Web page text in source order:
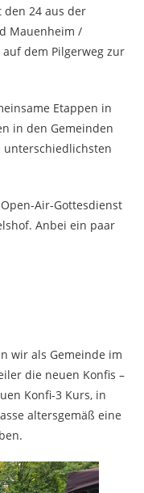
den 24 aus der
Mauenheim /
dem Pilgerweg zur
Etappen in
in den Gemeinden
unterschiedlichsten
Air-Gottesdienst
Anbei ein paar
wir als Gemeinde im
die neuen Konfis –
Konfi-3 Kurs, in
altersgemäß eine